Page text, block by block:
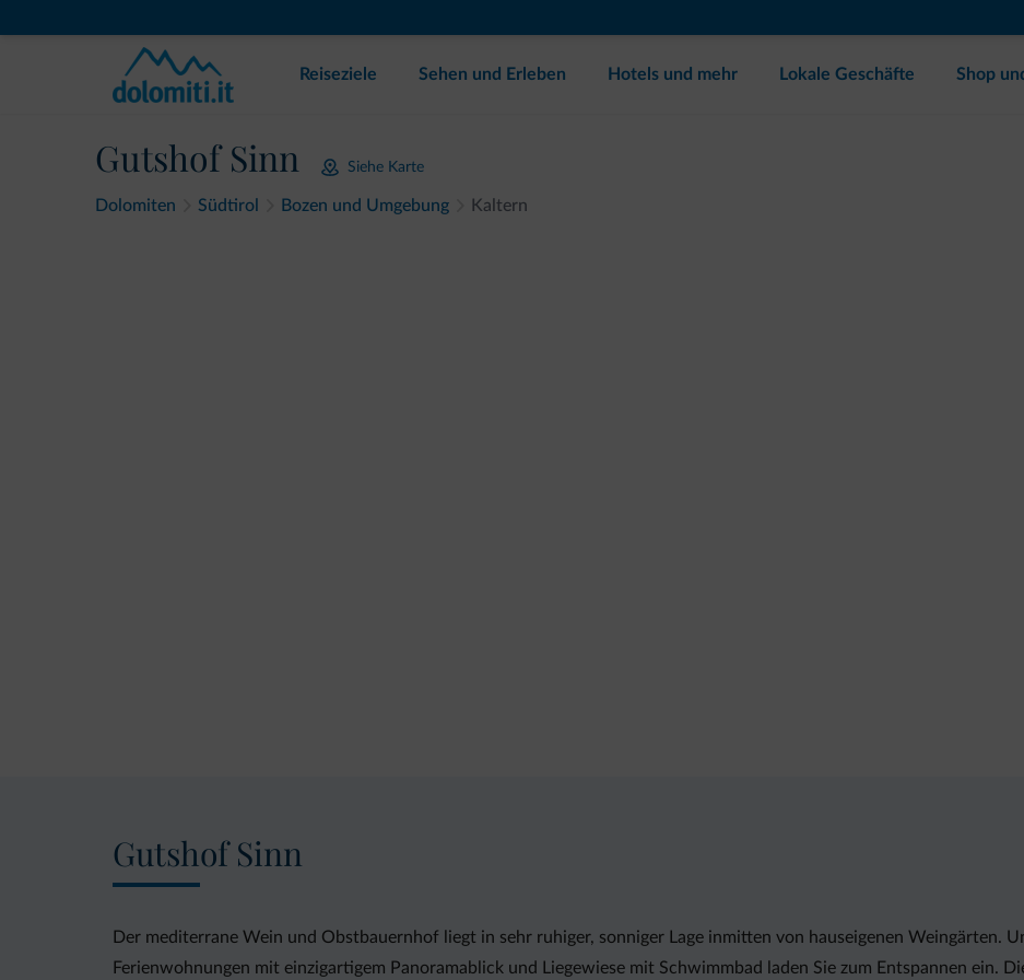
Reiseziele Sehen und Erleben Hotels und mehr Lokale Geschäfte Shop
Gutshof Sinn Siehe Karte
Dolomiten Südtirol Bozen und Umgebung Kaltern
Gutshof Sinn
Der mediterrane Wein und Obstbauernhof liegt in sehr ruhiger, sonniger Lage inmitten von hauseigenen Weingärten.
Ferienwohnungen mit einzigartigem Panoramablick und Liegewiese mit Schwimmbad laden Sie zum Entspannen ein.